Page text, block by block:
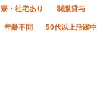
寮・社宅あり 制服貸与
年齢不問 50代以上活躍中